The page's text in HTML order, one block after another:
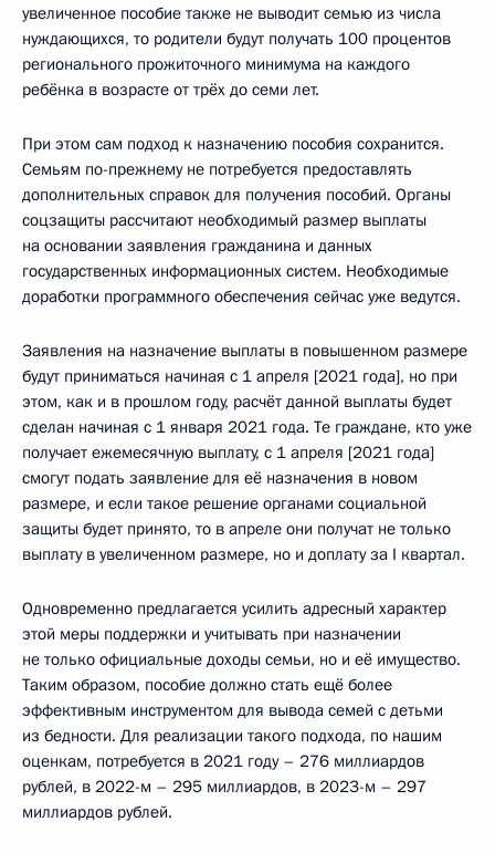
увеличенное пособие также не выводит семью из числа
нуждающихся, то родители будут получать 100 процентов
регионального прожиточного минимума на каждого
ребёнка в возрасте от трёх до семи лет.
При этом сам подход к назначению пособия сохранится.
Семьям по-прежнему не потребуется предоставлять
дополнительных справок для получения пособий. Органы
соцзащиты рассчитают необходимый размер выплаты
на основании заявления гражданина и данных
государственных информационных систем. Необходимые
доработки программного обеспечения сейчас уже ведутся.
Заявления на назначение выплаты в повышенном размере
будут приниматься начиная с 1 апреля [2021 года], но при
этом, как и в прошлом году, расчёт данной выплаты будет
сделан начиная с 1 января 2021 года. Те граждане, кто уже
получает ежемесячную выплату, с 1 апреля [2021 года]
смогут подать заявление для её назначения в новом
размере, и если такое решение органами социальной
защиты будет принято, то в апреле они получат не только
выплату в увеличенном размере, но и доплату за I квартал.
Одновременно предлагается усилить адресный характер
этой меры поддержки и учитывать при назначении
не только официальные доходы семьи, но и её имущество.
Таким образом, пособие должно стать ещё более
эффективным инструментом для вывода семей с детьми
из бедности. Для реализации такого подхода, по нашим
оценкам, потребуется в 2021 году – 276 миллиардов
рублей, в 2022-м – 295 миллиардов, в 2023-м – 297
миллиардов рублей.